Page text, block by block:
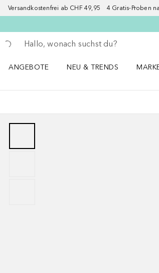
Versandkostenfrei ab CHF 49,95 4 Gratis-Proben
Gehe zurück
Suche ausführen
ANGEBOTE
NEU & TRENDS